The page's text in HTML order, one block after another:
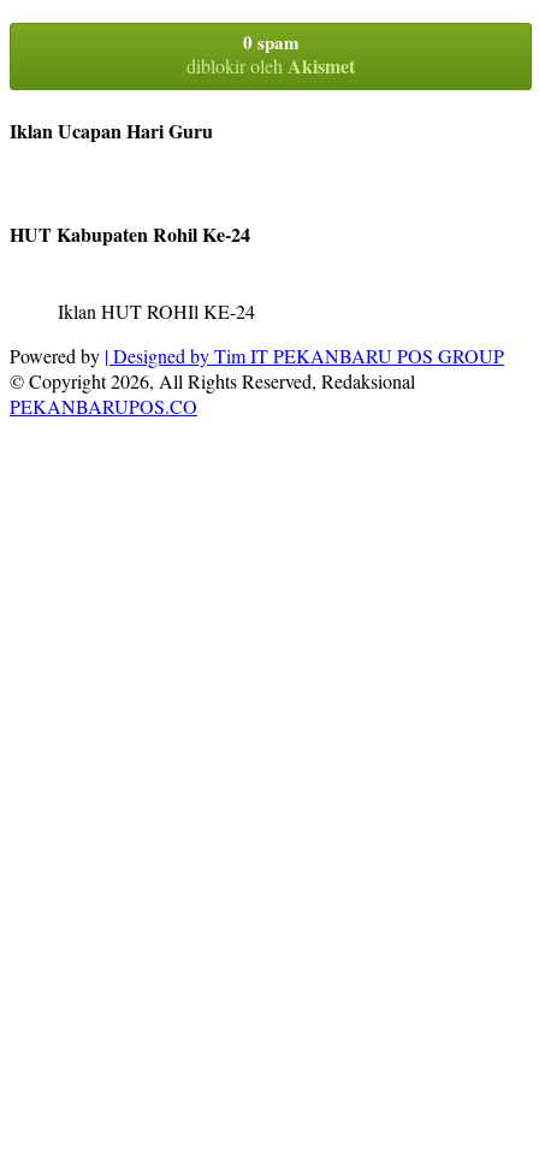
0 spam
diblokir olehAkismet
Iklan Ucapan Hari Guru
HUT Kabupaten Rohil Ke-24
Iklan HUT ROHIl KE-24
Powered by | Designed byTim IT PEKANBARU POS GROUP
© Copyright 2026, All Rights Reserved, Redaksional
PEKANBARUPOS.CO